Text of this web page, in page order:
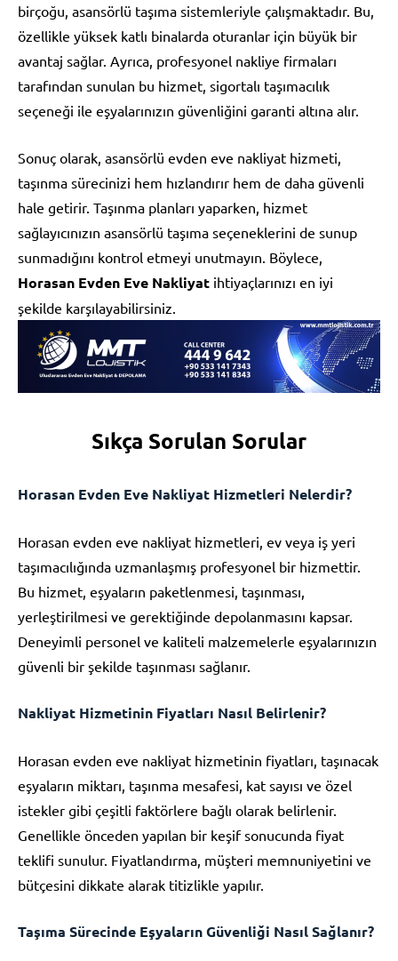
birçoğu, asansörlü taşıma sistemleriyle çalışmaktadır. Bu,
özellikle yüksek katlı binalarda oturanlar için büyük bir
avantaj sağlar. Ayrıca, profesyonel nakliye firmaları
tarafından sunulan bu hizmet, sigortalı taşımacılık
seçeneği ile eşyalarınızın güvenliğini garanti altına alır.
Sonuç olarak, asansörlü evden eve nakliyat hizmeti,
taşınma sürecinizi hem hızlandırır hem de daha güvenli
hale getirir. Taşınma planları yaparken, hizmet
sağlayıcınızın asansörlü taşıma seçeneklerini de sunup
sunmadığını kontrol etmeyi unutmayın. Böylece,
Horasan Evden Eve Nakliyat ihtiyaçlarınızı en iyi
şekilde karşılayabilirsiniz.
Sıkça Sorulan Sorular
Horasan Evden Eve Nakliyat Hizmetleri Nelerdir?
Horasan evden eve nakliyat hizmetleri, ev veya iş yeri
taşımacılığında uzmanlaşmış profesyonel bir hizmettir.
Bu hizmet, eşyaların paketlenmesi, taşınması,
yerleştirilmesi ve gerektiğinde depolanmasını kapsar.
Deneyimli personel ve kaliteli malzemelerle eşyalarınızın
güvenli bir şekilde taşınması sağlanır.
Nakliyat Hizmetinin Fiyatları Nasıl Belirlenir?
Horasan evden eve nakliyat hizmetinin fiyatları, taşınacak
eşyaların miktarı, taşınma mesafesi, kat sayısı ve özel
istekler gibi çeşitli faktörlere bağlı olarak belirlenir.
Genellikle önceden yapılan bir keşif sonucunda fiyat
teklifi sunulur. Fiyatlandırma, müşteri memnuniyetini ve
bütçesini dikkate alarak titizlikle yapılır.
Taşıma Sürecinde Eşyaların Güvenliği Nasıl Sağlanır?